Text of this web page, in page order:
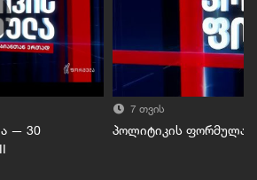
— 30
7 თვის
პოლიტიკის ფორმულა